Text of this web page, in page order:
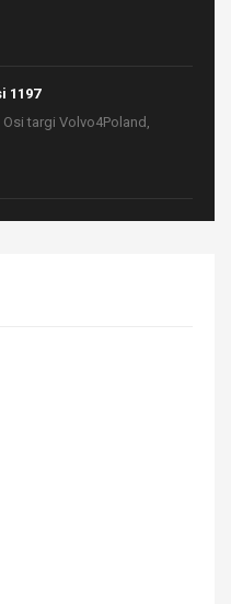
1197
targi Volvo4Poland,